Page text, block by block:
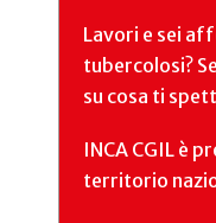
Lavori e sei
tubercolosi?
su cosa ti
INCA CGIL è
territorio